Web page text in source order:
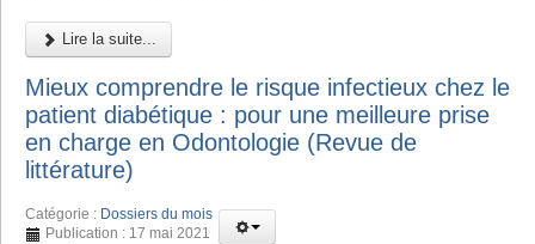
Lire la suite...
Mieux comprendre le risque infectieux chez le
patient diabétique : pour une meilleure prise
en charge en Odontologie (Revue de
littérature)
Catégorie : Dossiers du mois
Publication : 17 mai 2021